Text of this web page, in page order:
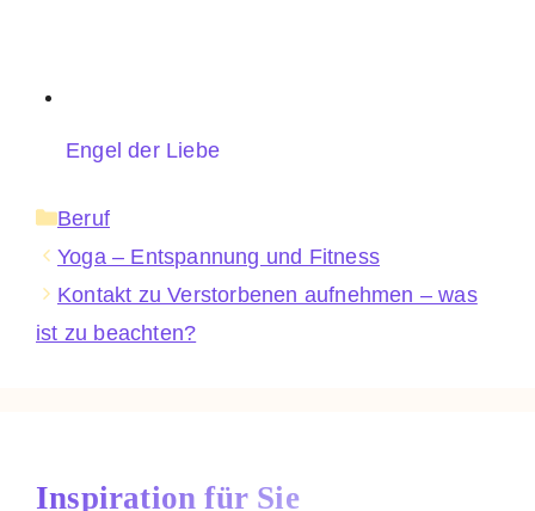
Engel der Liebe
Kategorien
Beruf
Yoga – Entspannung und Fitness
Kontakt zu Verstorbenen aufnehmen – was
ist zu beachten?
Inspiration für Sie